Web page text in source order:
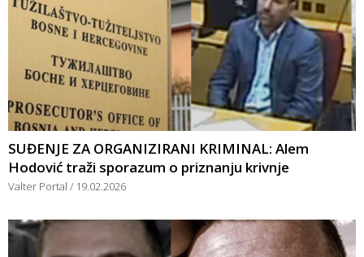
SUĐENJE ZA ORGANIZIRANI KRIMINAL: Alem
Hodović traži sporazum o priznanju krivnje
Valter Portal 19.02.2026